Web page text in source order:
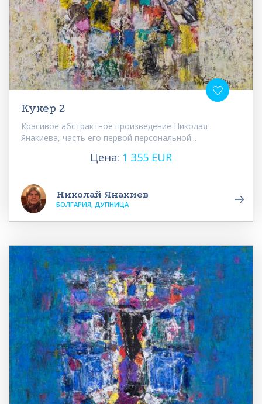
Кукер 2
Красивое абстрактное произведение Николая
Янакиева, часть его первой персональной...
Цена: 1 355 EUR
Николай Янакиев
БОЛГАРИЯ, ДУПНИЦА